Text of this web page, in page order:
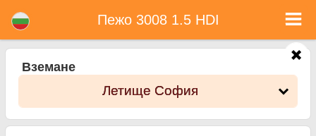
застраховка (без депозит), неограничен пробег, безплатни детски седалки, безплатни допълнителни шофьори,
гарантирани ниски цени за наем на коли.Пежо 3008 1.5 HDI
Вземане
Летище София